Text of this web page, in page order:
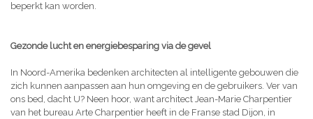
beperkt kan worden.
Gezonde lucht en energiebesparing via de gevel
In Noord-Amerika bedenken architecten al intelligente gebouwen die
zich kunnen aanpassen aan hun omgeving en de gebruikers. Ver van
ons bed, dacht U? Neen hoor, want architect Jean-Marie Charpentier
van het bureau Arte Charpentier heeft in de Franse stad Dijon, in